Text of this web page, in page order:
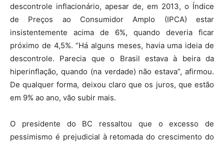
descontrole inflacionário, apesar de, em 2013, o Índice
de Preços ao Consumidor Amplo (IPCA) estar
insistentemente acima de 6%, quando deveria ficar
próximo de 4,5%. “Há alguns meses, havia uma ideia de
descontrole. Parecia que o Brasil estava à beira da
hiperinflação, quando (na verdade) não estava”, afirmou.
De qualquer forma, deixou claro que os juros, que estão
em 9% ao ano, vão subir mais.
O presidente do BC ressaltou que o excesso de
pessimismo é prejudicial à retomada do crescimento do